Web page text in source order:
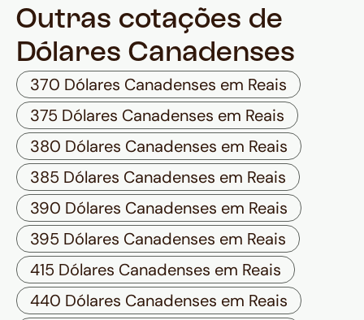
Outras cotações de
Dólares Canadenses
370 Dólares Canadenses em Reais
375 Dólares Canadenses em Reais
380 Dólares Canadenses em Reais
385 Dólares Canadenses em Reais
390 Dólares Canadenses em Reais
395 Dólares Canadenses em Reais
415 Dólares Canadenses em Reais
440 Dólares Canadenses em Reais